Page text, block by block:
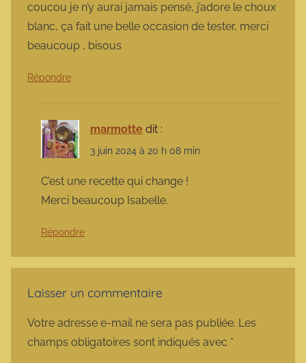
coucou je n’y aurai jamais pensé, j’adore le choux
blanc, ça fait une belle occasion de tester, merci
beaucoup , bisous
Répondre
marmotte dit :
3 juin 2024 à 20 h 08 min
C’est une recette qui change !
Merci beaucoup Isabelle.
Répondre
Laisser un commentaire
Votre adresse e-mail ne sera pas publiée. Les
champs obligatoires sont indiqués avec *